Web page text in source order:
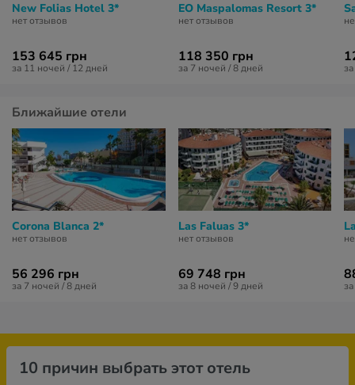
New Folias Hotel 3*
нет отзывов
153 645 грн
за 11 ночей / 12 дней
EO Maspalomas Resort 3*
нет отзывов
118 350 грн
за 7 ночей / 8 дней
Ближайшие отели
Corona Blanca 2*
нет отзывов
56 296 грн
за 7 ночей / 8 дней
Las Faluas 3*
нет отзывов
69 748 грн
за 8 ночей / 9 дней
10 причин выбрать этот отель